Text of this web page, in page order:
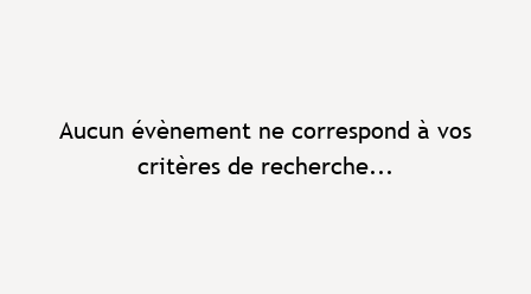
Aucun évènement ne correspond à vos
critères de recherche...